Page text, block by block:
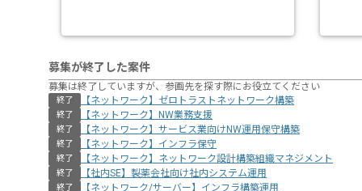
募集が終了した案件
募集は終了していますが、参画先を探す際にお役立てください
終了 【ネットワーク】ゼロトラストネットワーク構築
終了 【ネットワーク】NW業務支援
終了 【ネットワーク】サービス業向けNW運用保守構築
終了 【ネットワーク】インフラ保守
終了 【ネットワーク】ネットワーク設計構築組織マネジメント
終了 【社内SE】製薬会社向け社内システム運用
終了 【ネットワーク/サーバー】インフラ構築運用